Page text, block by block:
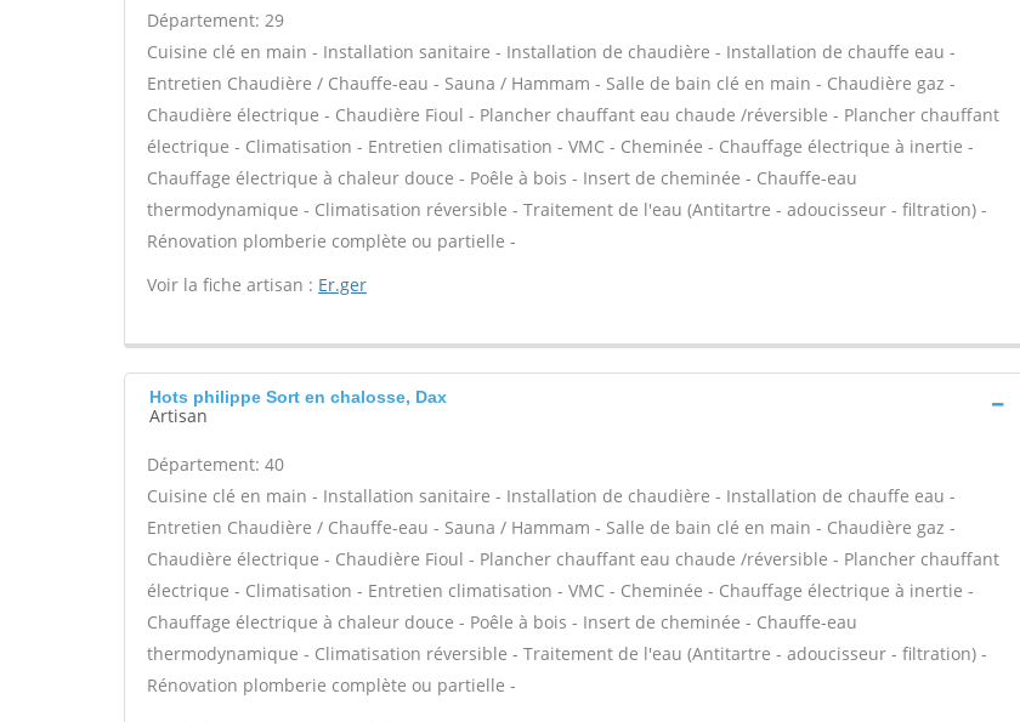
Département: 29
Cuisine clé en main - Installation sanitaire - Installation de chaudière - Installation de chauffe eau -
Entretien Chaudière / Chauffe-eau - Sauna / Hammam - Salle de bain clé en main - Chaudière gaz -
Chaudière électrique - Chaudière Fioul - Plancher chauffant eau chaude /réversible - Plancher chauffant
électrique - Climatisation - Entretien climatisation - VMC - Cheminée - Chauffage électrique à inertie -
Chauffage électrique à chaleur douce - Poêle à bois - Insert de cheminée - Chauffe-eau
thermodynamique - Climatisation réversible - Traitement de l'eau (Antitartre - adoucisseur - filtration) -
Rénovation plomberie complète ou partielle -
Voir la fiche artisan : Er.ger
Hots philippe Sort en chalosse, Dax
Artisan
Département: 40
Cuisine clé en main - Installation sanitaire - Installation de chaudière - Installation de chauffe eau -
Entretien Chaudière / Chauffe-eau - Sauna / Hammam - Salle de bain clé en main - Chaudière gaz -
Chaudière électrique - Chaudière Fioul - Plancher chauffant eau chaude /réversible - Plancher chauffant
électrique - Climatisation - Entretien climatisation - VMC - Cheminée - Chauffage électrique à inertie -
Chauffage électrique à chaleur douce - Poêle à bois - Insert de cheminée - Chauffe-eau
thermodynamique - Climatisation réversible - Traitement de l'eau (Antitartre - adoucisseur - filtration) -
Rénovation plomberie complète ou partielle -